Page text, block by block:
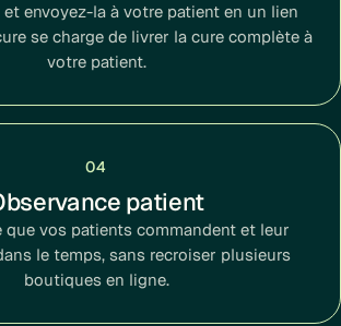
envoyez-la à votre patient en un lien
se charge de livrer la cure complète à
votre patient.
04
patient
que vos patients commandent et leur
le temps, sans recroiser plusieurs
boutiques en ligne.